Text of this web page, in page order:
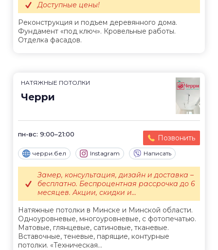
Реконструкция и подъем деревянного дома.
Фундамент «под ключ». Кровельные работы.
Отделка фасадов.
Доступные цены!
НАТЯЖНЫЕ ПОТОЛКИ
Черри
пн-вс: 9:00–21:00 Позвонить
черри.бел Instagram Написать
Натяжные потолки в Минске и Минской области.
Одноуровневые, многоуровневые, с фотопечатью.
Матовые, глянцевые, сатиновые, тканевые.
Вставочные, теневые, парящие, контурные
потолки. «Техническая...
Замер, консультация, дизайн и доставка –
бесплатно. Беспроцентная рассрочка до 6
месяцев. Акции, скидки и...